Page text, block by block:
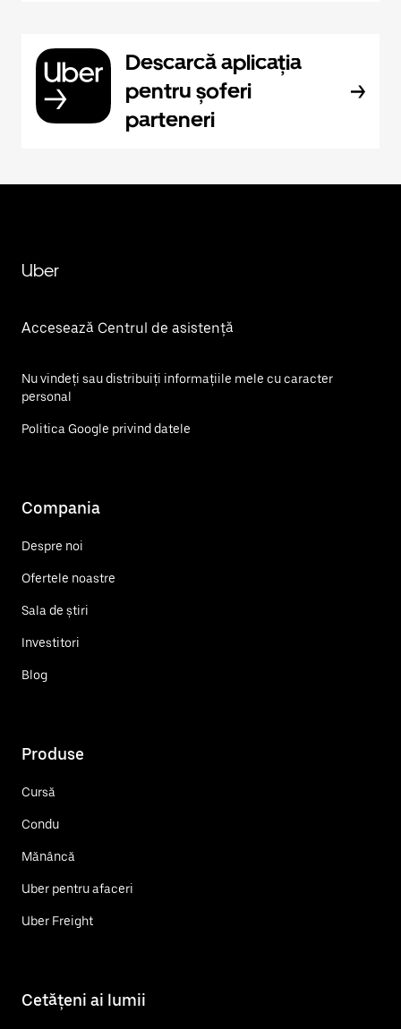
Descarcă aplicația
pentru șoferi
parteneri
Uber
Accesează Centrul de asistență
Nu vindeți sau distribuiți informațiile mele cu caracter
personal
Politica Google privind datele
Compania
Despre noi
Ofertele noastre
Sala de știri
Investitori
Blog
Produse
Cursă
Condu
Mănâncă
Uber pentru afaceri
Uber Freight
Cetățeni ai lumii